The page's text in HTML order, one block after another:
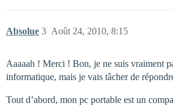
Absolue Août 24, 2010, 8:15
3
Aaaaah ! Merci ! Bon, je ne suis vraiment
informatique, mais je vais tâcher de
Tout d’abord, mon pc portable est un